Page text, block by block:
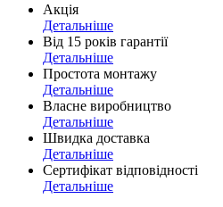
Акція
Детальніше
Від 15 років гарантії
Детальніше
Простота монтажу
Детальніше
Власне виробництво
Детальніше
Швидка доставка
Детальніше
Сертифікат відповідності
Детальніше